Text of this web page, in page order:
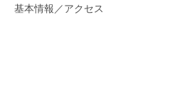
基本情報／アクセス